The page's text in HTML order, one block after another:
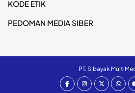
KODE ETIK
PEDOMAN MEDIA SIBER
PT. Sibayak